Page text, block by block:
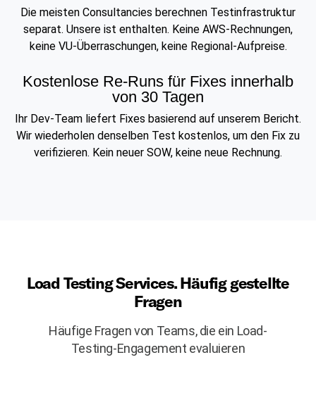
Die meisten Consultancies berechnen Testinfrastruktur
separat. Unsere ist enthalten. Keine AWS-Rechnungen,
keine VU-Überraschungen, keine Regional-Aufpreise.
Kostenlose Re-Runs für Fixes innerhalb
von 30 Tagen
Ihr Dev-Team liefert Fixes basierend auf unserem Bericht.
Wir wiederholen denselben Test kostenlos, um den Fix zu
verifizieren. Kein neuer SOW, keine neue Rechnung.
Load Testing Services. Häufig gestellte
Fragen
Häufige Fragen von Teams, die ein Load-
Testing-Engagement evaluieren